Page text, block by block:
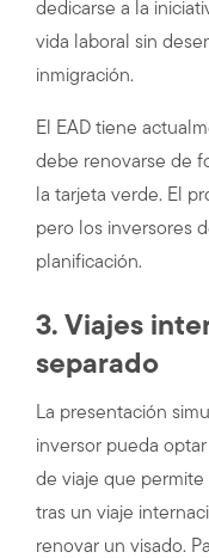
dedicarse a la
vida laboral sin
inmigración.
El EAD tiene
debe renovarse de
la tarjeta verde. El
pero los inversores
planificación.
3. Viajes
separado
La presentación
inversor pueda
de viaje que permite
tras un viaje
renovar un visado.